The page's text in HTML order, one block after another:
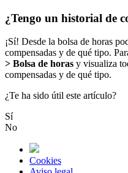
¿Tengo un historial de
¡Sí! Desde la bolsa de horas
compensadas y de qué tipo.
> Bolsa de horas y visualiza
compensadas y de qué tipo.
¿Te ha sido útil este artículo?
Sí
No
Cookies